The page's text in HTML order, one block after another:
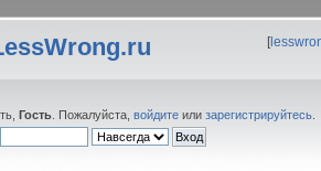
[
Гость . Пожалуйста, войдите или зарегистрируйтесь